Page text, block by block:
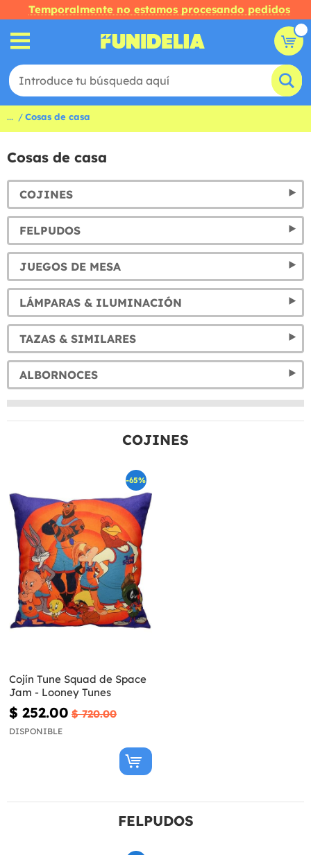
Temporalmente no estamos procesando pedidos
... Cosas de casa
Cosas de casa
COJINES
FELPUDOS
JUEGOS DE MESA
LÁMPARAS & ILUMINACIÓN
TAZAS & SIMILARES
ALBORNOCES
COJINES
-65%
Cojín Tune Squad de Space
Jam - Looney Tunes
$ 252.00 $ 720.00
DISPONIBLE
FELPUDOS